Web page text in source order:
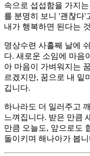
속으로 섭섭함을 가지
를 분명히 보니 '괜찮다'
내가 행복하면 된다는
명상수련 사흘째 날에
다. 새로운 소임에 마음
아 마음이 가벼워지는
르겠지만, 꿈으로 내 밑
깁니다.
하나라도 더 일러주고
느껴집니다. 받은 만큼
만큼 오늘도, 앞으로도
돌이키며 해나아가 봅니